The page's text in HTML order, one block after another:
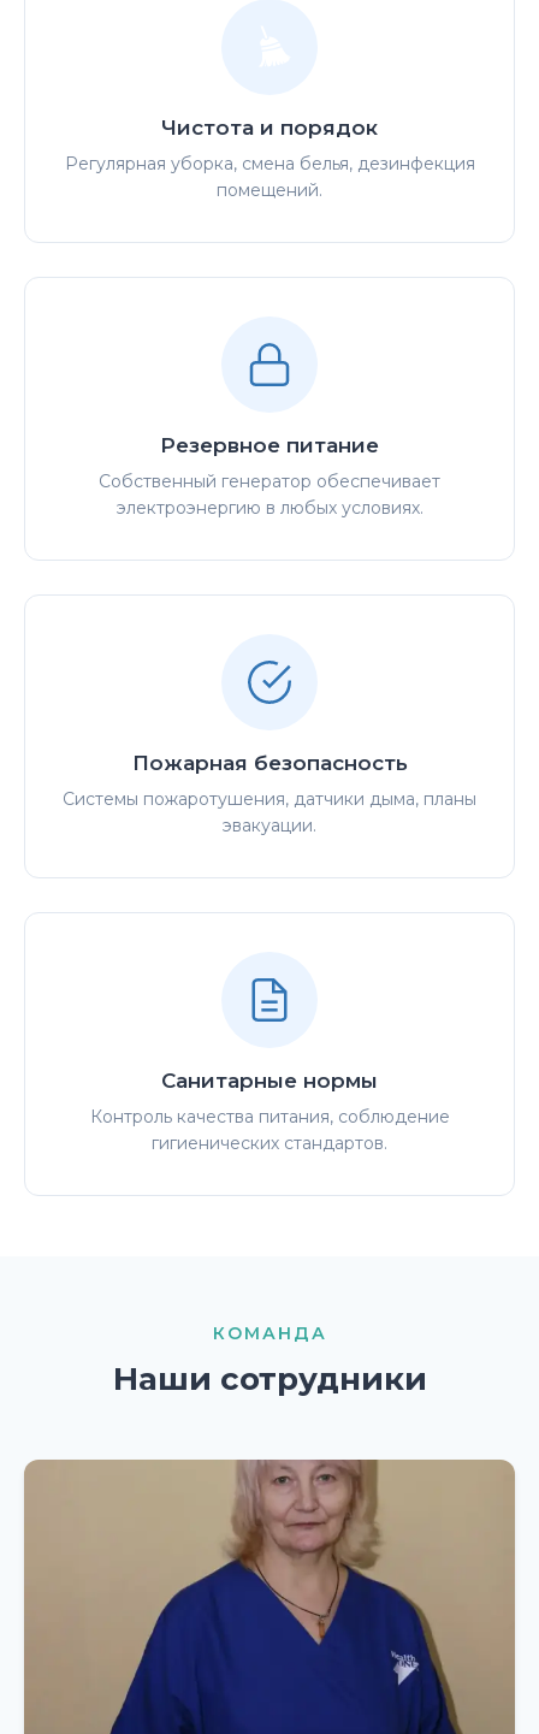
Чистота и порядок
Регулярная уборка, смена белья, дезинфекция
помещений.
Резервное питание
Собственный генератор обеспечивает
электроэнергию в любых условиях.
Пожарная безопасность
Системы пожаротушения, датчики дыма, планы
эвакуации.
Санитарные нормы
Контроль качества питания, соблюдение
гигиенических стандартов.
КОМАНДА
Наши сотрудники